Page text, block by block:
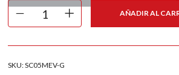
AÑADIR AL
SKU:SC05MEV-G